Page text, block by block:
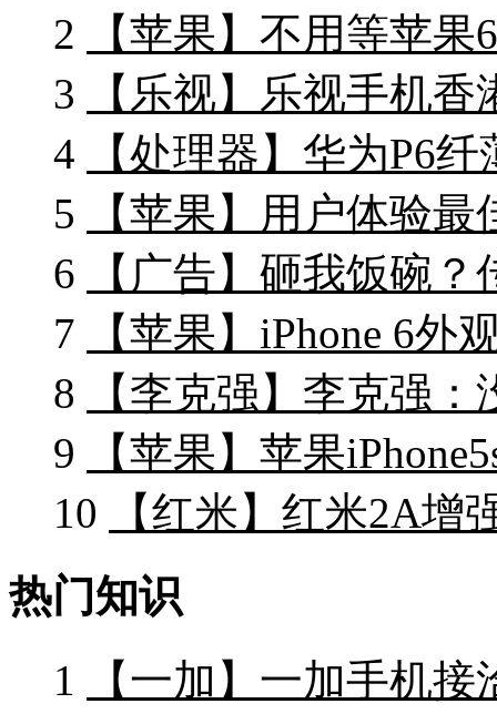
2
【苹果】不用等苹
3
【乐视】乐视手机
4
【处理器】华为P6
5
【苹果】用户体验
6
【广告】砸我饭碗
7
【苹果】iPhone 6外
8
【李克强】李克强
9
【苹果】苹果
10
【红米】红米2A增
热门知识
1
【一加】一加手机